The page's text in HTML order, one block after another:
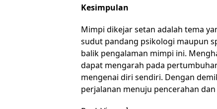
Kesimpulan
Mimpi dikejar setan adalah tema
sudut pandang psikologi maupun
balik pengalaman mimpi ini.
dapat mengarah pada
mengenai diri sendiri. Dengan
perjalanan menuju pencerahan